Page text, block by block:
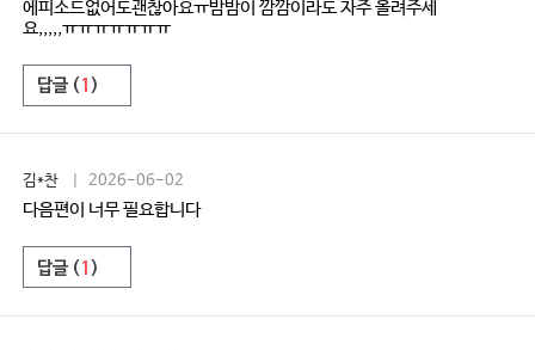
에피소드없어도괜찮아요ㅠ밤밤이 깜깜이라도 자주 올려주세
요,,,,,ㅠㅠㅠㅠㅠㅠㅠ
답글 (1 )
김*찬 | 2026-06-02
다음편이 너무 필요합니다
답글 ( 1 )